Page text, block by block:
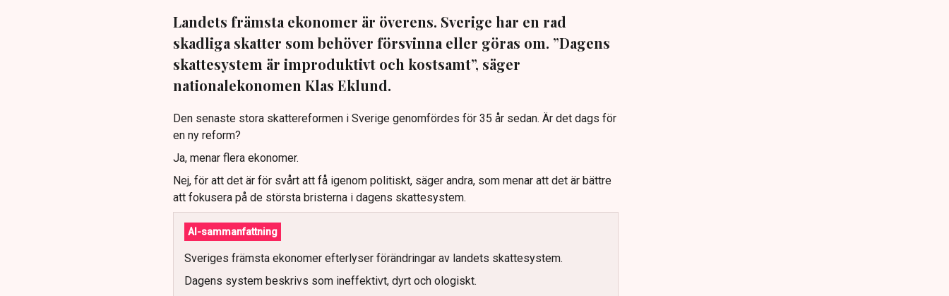
Landets främsta ekonomer är överens. Sverige har en rad
skadliga skatter som behöver försvinna eller göras om. ”Dagens
skattesystem är improduktivt och kostsamt”, säger
nationalekonomen Klas Eklund.
Den senaste stora skattereformen i Sverige genomfördes för 35 år sedan. Är det dags för
en ny reform?
Ja, menar flera ekonomer.
Nej, för att det är för svårt att få igenom politiskt, säger andra, som menar att det är bättre
att fokusera på de största bristerna i dagens skattesystem.
AI-sammanfattning
Sveriges främsta ekonomer efterlyser förändringar av landets skattesystem.
Dagens system beskrivs som ineffektivt, dyrt och ologiskt.